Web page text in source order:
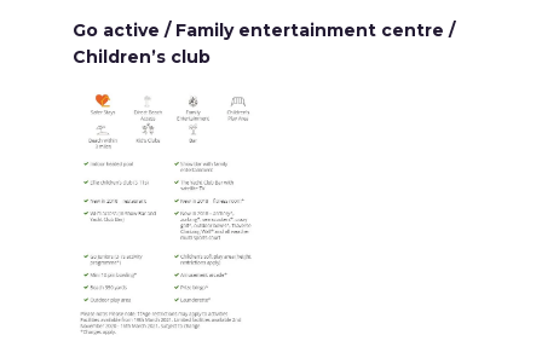
Go active / Family entertainment centre /
Children’s club